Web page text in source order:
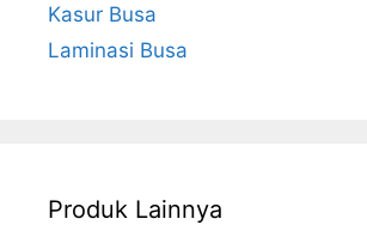
Kasur Busa
Laminasi Busa
Produk Lainnya